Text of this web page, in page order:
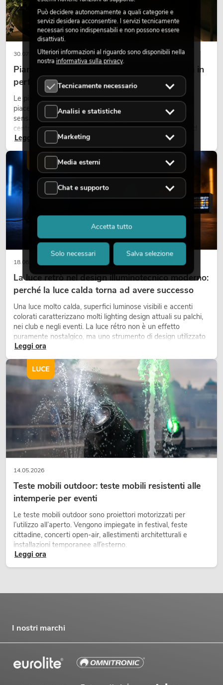
30.07.2026
Piante artificiali ignifughe: sicurezza e design in
perfetta armonia
Le piante rendono vivi gli ambienti. Creano un’atmosfera
piacevole, migliorano l’ambiente e trasmettono una
sensazione di naturalezza. Negli hotel, nei ristoranti, nei
centri commerciali, negli edifici adibiti a uffici o negli stand
fieristici, una vegetazione di alta qualità è ormai parte
integrante dei moderni progetti di arredamento.
Leggi ora
18.06.2026
La luce retrò nel design illuminotecnico moderno:
perché la luce calda torna ad avere successo
Una luce molto calda, superfici luminose visibili e accenti
colorati caratterizzano molti lighting design attuali su palchi,
nei club e negli eventi. La luce rétro non è un effetto
puramente nostalgico, ma uno strumento di design utilizzato
in modo consapevole: crea atmosfera, dona carattere alle
scene e può rendere più emozionali i setup LED tecnici.
Leggi ora
14.05.2026
Teste mobili outdoor: teste mobili resistenti alle
intemperie per eventi
Le teste mobili outdoor sono proiettori motorizzati per
l’utilizzo all’aperto. Vengono impiegate in festival, feste
cittadine, concerti open-air, allestimenti architetturali e
installazioni temporanee all’esterno.
Leggi ora
LUCE
I nostri marchi
Può decidere autonomamente a quali categorie e
servizi desidera acconsentire. I servizi tecnicamente
necessari sono indispensabili e non possono essere
disattivati.
Ulteriori informazioni al riguardo sono disponibili nella
nostra informativa sulla privacy.
Tecnicamente necessario
Analisi e statistiche
Marketing
Media esterni
Chat e supporto
Solo necessari Salva selezione
Accetta tutto